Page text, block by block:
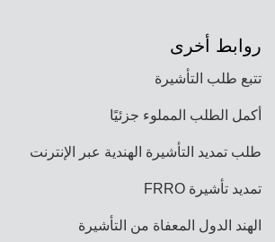
روابط أخرى
تتبع طلب التأشيرة
أكمل الطلب المملوء جزئيًا
طلب تمديد التأشيرة الهندية عبر الإنترنت
تمديد تأشيرة FRRO
الهند الدول المعفاة من التأشيرة